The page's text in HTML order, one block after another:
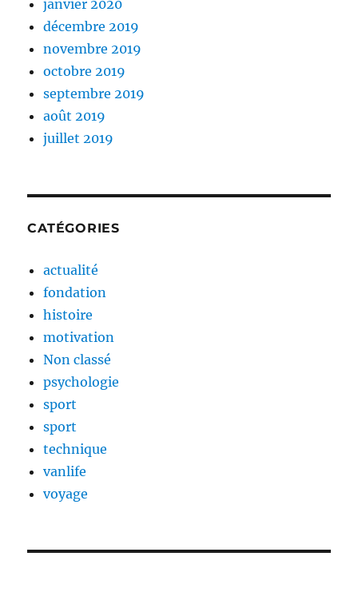
janvier 2020
décembre 2019
novembre 2019
octobre 2019
septembre 2019
août 2019
juillet 2019
CATÉGORIES
actualité
fondation
histoire
motivation
Non classé
psychologie
sport
sport
technique
vanlife
voyage